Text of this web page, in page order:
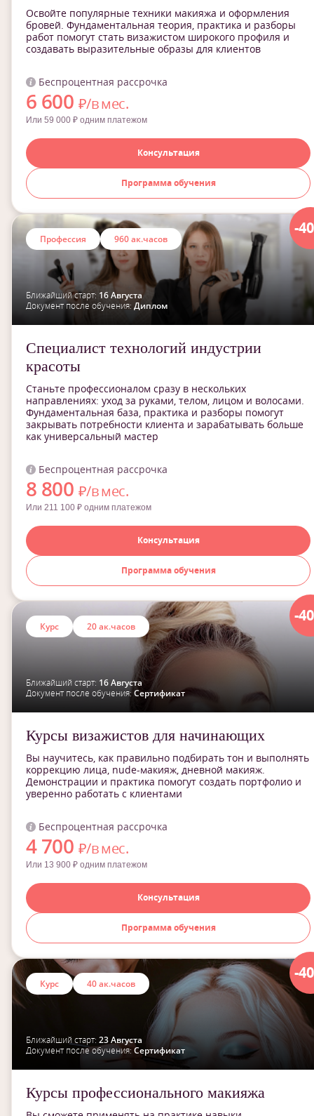
Освойте популярные техники макияжа и оформления
бровей. Фундаментальная теория, практика и разборы
работ помогут стать визажистом широкого профиля и
создавать выразительные образы для клиентов
Беспроцентная рассрочка
6 600 ₽/в мес.
Или 59 000 ₽ одним платежом
Консультация
Программа обучения
-
Профессия 960 ак.часов
Ближайший старт: 16 Августа
Документ после обучения: Диплом
Специалист технологий индустрии
красоты
Станьте профессионалом сразу в нескольких
направлениях: уход за руками, телом, лицом и волосами.
Фундаментальная база, практика и разборы помогут
закрывать потребности клиента и зарабатывать больше
как универсальный мастер
Беспроцентная рассрочка
8 800 ₽/в мес.
Или 211 100 ₽ одним платежом
Консультация
Программа обучения
-
Курс 20 ак.часов
Ближайший старт: 16 Августа
Документ после обучения:Сертификат
Курсы визажистов для начинающих
Вы научитесь, как правильно подбирать тон и выполнять
коррекцию лица, nude-макияж, дневной макияж.
Демонстрации и практика помогут создать портфолио и
уверенно работать с клиентами
Беспроцентная рассрочка
4 700 ₽/в мес.
Или 13 900 ₽ одним платежом
Консультация
Программа обучения
-
Курс 40 ак.часов
Ближайший старт: 23 Августа
Документ после обучения: Сертификат
Курсы профессионального макияжа